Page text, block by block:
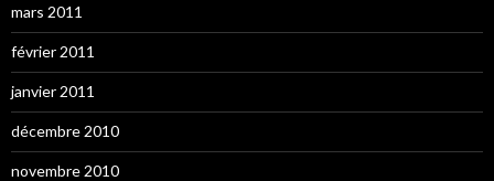
mars 2011
février 2011
janvier 2011
décembre 2010
novembre 2010